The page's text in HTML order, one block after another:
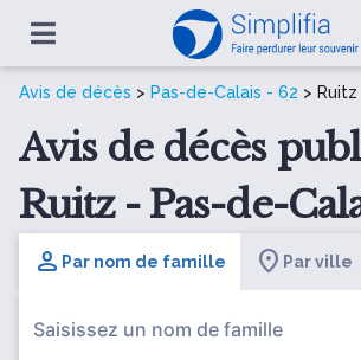
Avis de décès > Pas-de-Calais - 62 > Ruitz
Avis de décès
Ruitz - Pas-de-
Par nom de famille Par ville